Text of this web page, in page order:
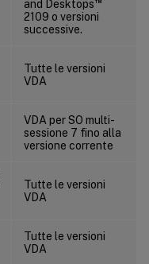
and Desktops
2109 o versioni
successive.
Tutte le versioni
VDA
VDA per SO multi-
sessione 7 fino alla
versione corrente
Tutte le versioni
VDA
Tutte le versioni
VDA